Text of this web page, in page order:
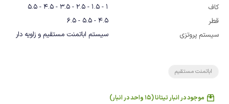
کاف
1 - 1.5 - 2.5 - 3.5 - 4.5 - 5.5
قطر
4.5 - 5.5 - 6.5
سیستم پروتزی
سیستم اباتمنت مستقیم و زاویه دار
اباتمنت مستقیم
موجود در انبار تیتانا (15 واحد در انبار)